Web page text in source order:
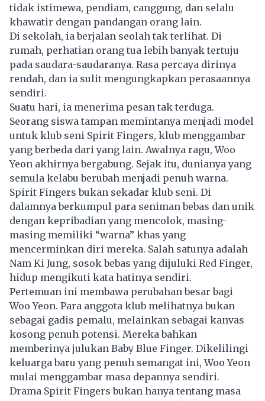
tidak istimewa, pendiam, canggung, dan selalu
khawatir dengan pandangan orang lain.
Di sekolah, ia berjalan seolah tak terlihat. Di
rumah, perhatian orang tua lebih banyak tertuju
pada saudara-saudaranya. Rasa percaya dirinya
rendah, dan ia sulit mengungkapkan perasaannya
sendiri.
Suatu hari, ia menerima pesan tak terduga.
Seorang siswa tampan memintanya menjadi model
untuk klub seni Spirit Fingers, klub menggambar
yang berbeda dari yang lain. Awalnya ragu, Woo
Yeon akhirnya bergabung. Sejak itu, dunianya yang
semula kelabu berubah menjadi penuh warna.
Spirit Fingers bukan sekadar klub seni. Di
dalamnya berkumpul para seniman bebas dan unik
dengan kepribadian yang mencolok, masing-
masing memiliki “warna” khas yang
mencerminkan diri mereka. Salah satunya adalah
Nam Ki Jung, sosok bebas yang dijuluki Red Finger,
hidup mengikuti kata hatinya sendiri.
Pertemuan ini membawa perubahan besar bagi
Woo Yeon. Para anggota klub melihatnya bukan
sebagai gadis pemalu, melainkan sebagai kanvas
kosong penuh potensi. Mereka bahkan
memberinya julukan Baby Blue Finger. Dikelilingi
keluarga baru yang penuh semangat ini, Woo Yeon
mulai menggambar masa depannya sendiri.
Drama Spirit Fingers bukan hanya tentang masa